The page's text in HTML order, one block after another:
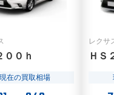
００ｈ
現在の買取相場
レクサ
ＨＳ